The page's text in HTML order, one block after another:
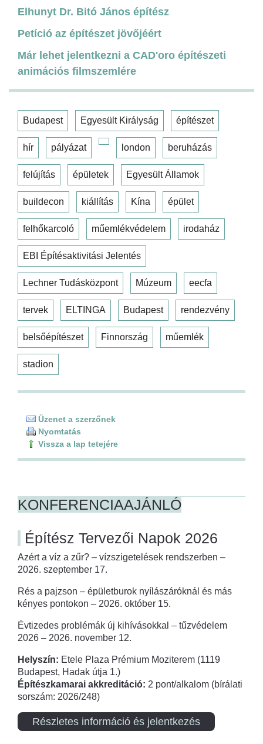
Elhunyt Dr. Bitó János építész
Petíció az építészet jövőjéért
Már lehet jelentkezni a CAD'oro építészeti
animációs filmszemlére
Budapest Egyesült Királyság építészet
hír pályázat london beruházás
felújítás épületek Egyesült Államok
buildecon kiállítás Kína épület
felhőkarcoló műemlékvédelem irodaház
EBI Építésaktivitási Jelentés
Lechner Tudásközpont Múzeum eecfa
tervek ELTINGA Budapest rendezvény
belsőépítészet Finnország műemlék
stadion
Üzenet a szerzőnek
Nyomtatás
Vissza a lap tetejére
KONFERENCIAAJÁNLÓ
Építész Tervezői Napok 2026
Azért a víz a zűr? – vízszigetelések rendszerben –
2026. szeptember 17.
Rés a pajzson – épületburok nyílászáróknál és más
kényes pontokon – 2026. október 15.
Évtizedes problémák új kihívásokkal – tűzvédelem
2026 – 2026. november 12.
Helyszín: Etele Plaza Prémium Moziterem (1119
Budapest, Hadak útja 1.)
Építészkamarai akkreditáció: 2 pont/alkalom (bírálati
sorszám: 2026/248)
Részletes információ és jelentkezés